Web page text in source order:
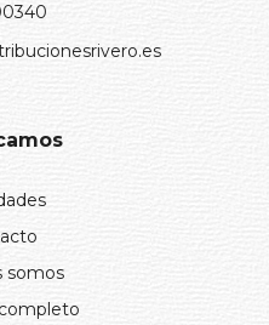
somos